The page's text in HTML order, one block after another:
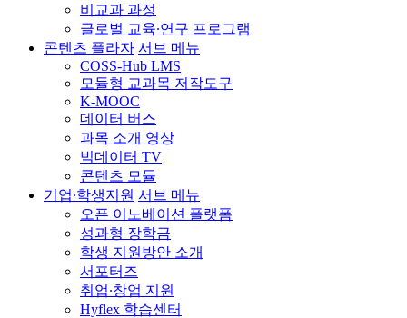
비교과 과정
글로벌 교육∙연구 프로그램
콘텐츠 플라자 서브 메뉴
COSS-Hub LMS
모듈형 교과목 저작도구
K-MOOC
데이터 버스
과목 소개 영상
빅데이터 TV
콘텐츠 모듈
기업∙학생지원 서브 메뉴
오픈 이노베이션 플랫폼
성과형 장학금
학생 지원방안 소개
서포터즈
취업∙창업 지원
Hyflex 학습센터